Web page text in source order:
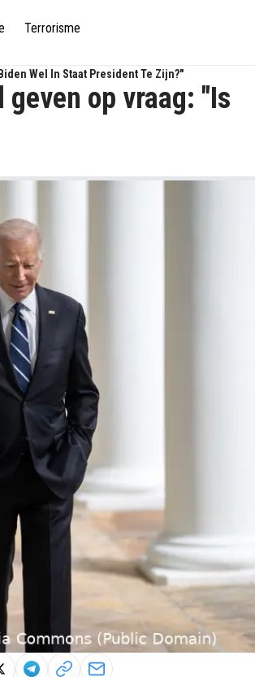
Terrorisme
Wel In Staat President Te Zijn?"
op vraag: "Is